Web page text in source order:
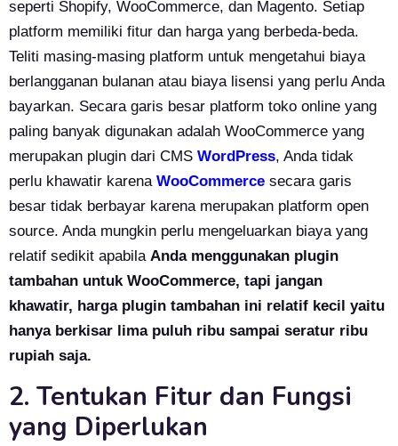
seperti Shopify, WooCommerce, dan Magento. Setiap
platform memiliki fitur dan harga yang berbeda-beda.
Teliti masing-masing platform untuk mengetahui biaya
berlangganan bulanan atau biaya lisensi yang perlu Anda
bayarkan. Secara garis besar platform toko online yang
paling banyak digunakan adalah WooCommerce yang
merupakan plugin dari CMS WordPress, Anda tidak
perlu khawatir karena WooCommerce secara garis
besar tidak berbayar karena merupakan platform open
source. Anda mungkin perlu mengeluarkan biaya yang
relatif sedikit apabila Anda menggunakan plugin
tambahan untuk WooCommerce, tapi jangan
khawatir, harga plugin tambahan ini relatif kecil yaitu
hanya berkisar lima puluh ribu sampai seratur ribu
rupiah saja.
2. Tentukan Fitur dan Fungsi
yang Diperlukan